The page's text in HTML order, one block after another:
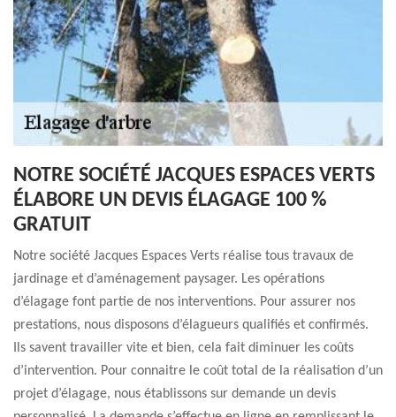
NOTRE SOCIÉTÉ JACQUES ESPACES VERTS
ÉLABORE UN DEVIS ÉLAGAGE 100 %
GRATUIT
Notre société Jacques Espaces Verts réalise tous travaux de
jardinage et d’aménagement paysager. Les opérations
d’élagage font partie de nos interventions. Pour assurer nos
prestations, nous disposons d’élagueurs qualifiés et confirmés.
Ils savent travailler vite et bien, cela fait diminuer les coûts
d’intervention. Pour connaitre le coût total de la réalisation d’un
projet d’élagage, nous établissons sur demande un devis